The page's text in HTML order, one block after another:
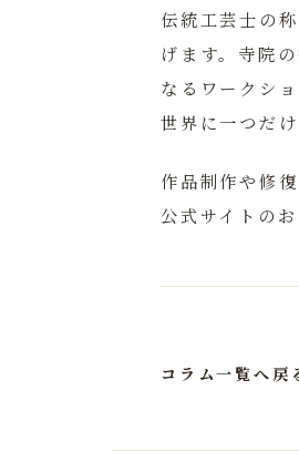
伝統工芸士の
げます。寺院
なるワークシ
世界に一つだ
作品制作や修
公式サイトの
コラム一覧へ戻